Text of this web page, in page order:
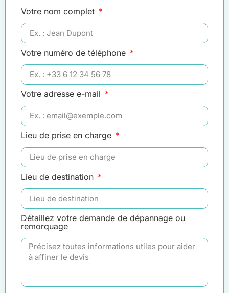
Votre nom complet
Votre numéro de téléphone
Votre adresse e-mail
Lieu de prise en charge
Lieu de destination
Détaillez votre demande de dépannage ou
remorquage